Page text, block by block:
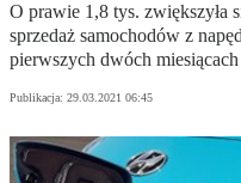
O prawie 1,8 tys. zwiększyła
sprzedaż samochodów z
pierwszych dwóch
Publikacja: 29.03.2021 06:45